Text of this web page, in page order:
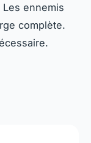
ennemis
complète.